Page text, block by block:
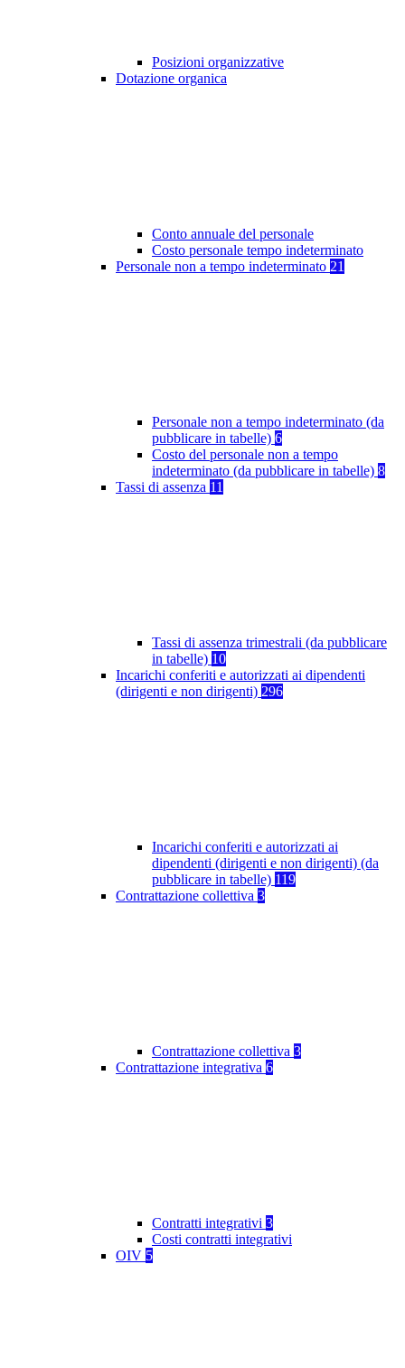
Posizioni organizzative
Dotazione organica
Conto annuale del personale
Costo personale tempo indeterminato
Personale non a tempo indeterminato 21
Personale non a tempo indeterminato (da
pubblicare in tabelle) 6
Costo del personale non a tempo
indeterminato (da pubblicare in tabelle) 8
Tassi di assenza 11
Tassi di assenza trimestrali (da pubblicare
in tabelle) 10
Incarichi conferiti e autorizzati ai dipendenti
(dirigenti e non dirigenti) 296
Incarichi conferiti e autorizzati ai
dipendenti (dirigenti e non dirigenti) (da
pubblicare in tabelle) 119
Contrattazione collettiva 3
Contrattazione collettiva 3
Contrattazione integrativa 6
Contratti integrativi 3
Costi contratti integrativi
OIV 5